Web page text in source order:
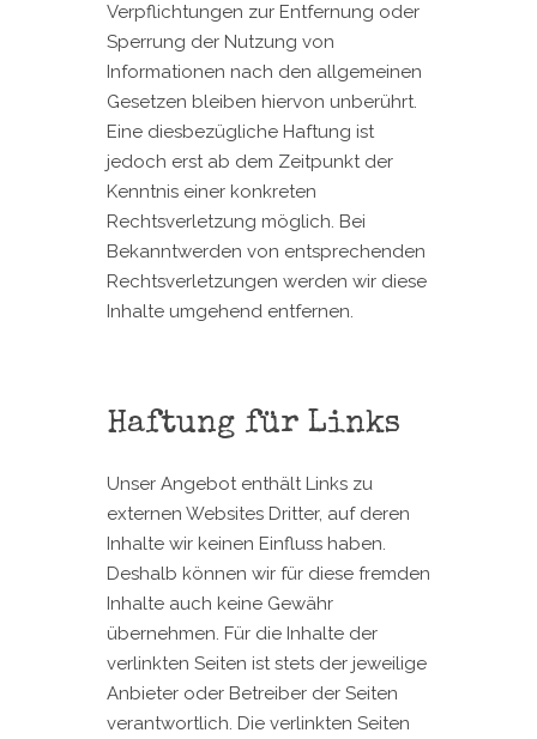
Verpflichtungen zur Entfernung oder
Sperrung der Nutzung von
Informationen nach den allgemeinen
Gesetzen bleiben hiervon unberührt.
Eine diesbezügliche Haftung ist
jedoch erst ab dem Zeitpunkt der
Kenntnis einer konkreten
Rechtsverletzung möglich. Bei
Bekanntwerden von entsprechenden
Rechtsverletzungen werden wir diese
Inhalte umgehend entfernen.
Haftung für Links
Unser Angebot enthält Links zu
externen Websites Dritter, auf deren
Inhalte wir keinen Einfluss haben.
Deshalb können wir für diese fremden
Inhalte auch keine Gewähr
übernehmen. Für die Inhalte der
verlinkten Seiten ist stets der jeweilige
Anbieter oder Betreiber der Seiten
verantwortlich. Die verlinkten Seiten